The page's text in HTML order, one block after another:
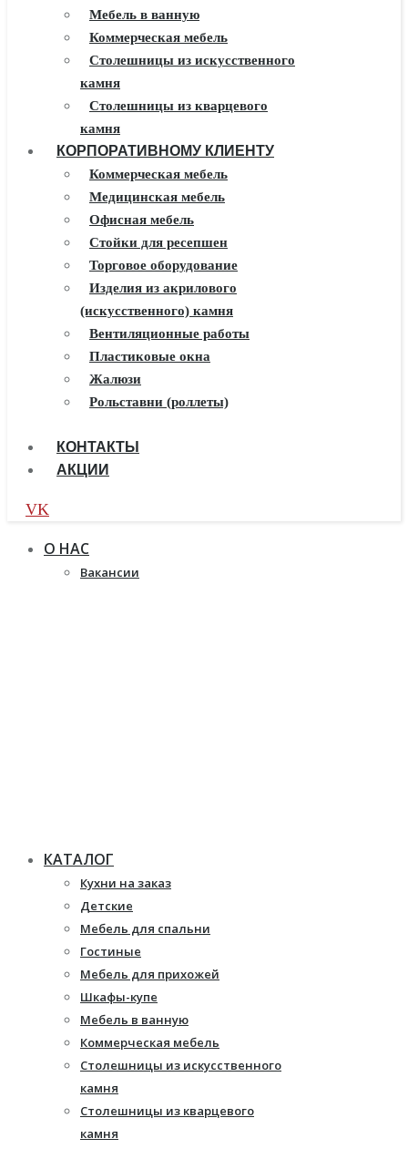
Мебель в ванную
Коммерческая мебель
Столешницы из искусственного
камня
Столешницы из кварцевого
камня
Мебель из массива
Каминные порталы
Камины Dimplex
Искусственный камень White
Hills
Балконы ПВХ
Пластиковые окна
Жалюзи
Рулонные шторы
КОРПОРАТИВНОМУ КЛИЕНТУ
Коммерческая мебель
Медицинская мебель
Офисная мебель
Стойки для ресепшен
Торговое оборудование
Изделия из акрилового
(искусственного) камня
Вентиляционные работы
Пластиковые окна
Жалюзи
Рольставни (роллеты)
КОНТАКТЫ
АКЦИИ
VK
О НАС
Вакансии
КАТАЛОГ
Кухни на заказ
Детские
Мебель для спальни
Гостиные
Мебель для прихожей
Шкафы-купе
Мебель в ванную
Коммерческая мебель
Столешницы из искусственного
камня
Столешницы из кварцевого
камня